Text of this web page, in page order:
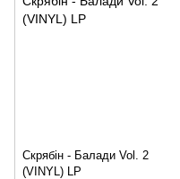
Скрябін - Балади Vol. 2
(VINYL) LP